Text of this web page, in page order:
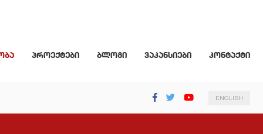
პროექტები ბლოგი ვაკანსიები კონტაქტი
ENGLISH